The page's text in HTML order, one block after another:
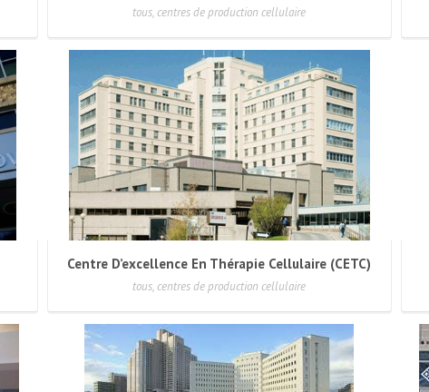
tous, centres de production cellulaire
Centre D’excellence En Thérapie Cellulaire (CETC)
tous, centres de production cellulaire